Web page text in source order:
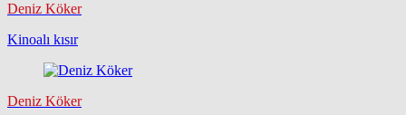
Deniz Köker
Kinoalı kısır
Deniz Köker